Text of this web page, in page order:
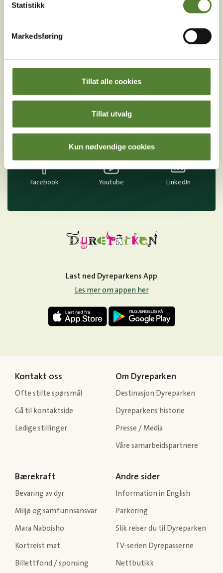
Statistikk
Markedsføring
Tillat alle cookies
Tillat utvalg
Kun nødvendige cookies
Følg oss på
sosiale medier!
Facebook Youtube LinkedIn
Last ned Dyreparkens App
Les mer om appen her
Kontakt oss
Ofte stilte spørsmål
Gå til kontaktside
Ledige stillinger
Om Dyreparken
Destinasjon Dyreparken
Dyreparkens historie
Presse / Media
Våre samarbeidspartnere
Bærekraft
Bevaring av dyr
Miljø og samfunnsansvar
Mara Naboisho
Kortreist mat
Billettfond / sponsing
Andre sider
Information in English
Parkering
Slik reiser du til Dyreparken
TV-serien Dyrepasserne
Nettbutikk